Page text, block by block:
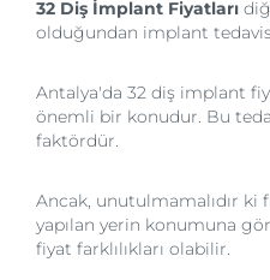
32 Diş İmplant Fiyatları
olduğundan implant
Antalya'da 32 diş implant
önemli bir konudur. Bu
faktördür.
Ancak, unutulmamalıdır ki
yapılan yerin konumuna
fiyat farklılıkları olabilir.